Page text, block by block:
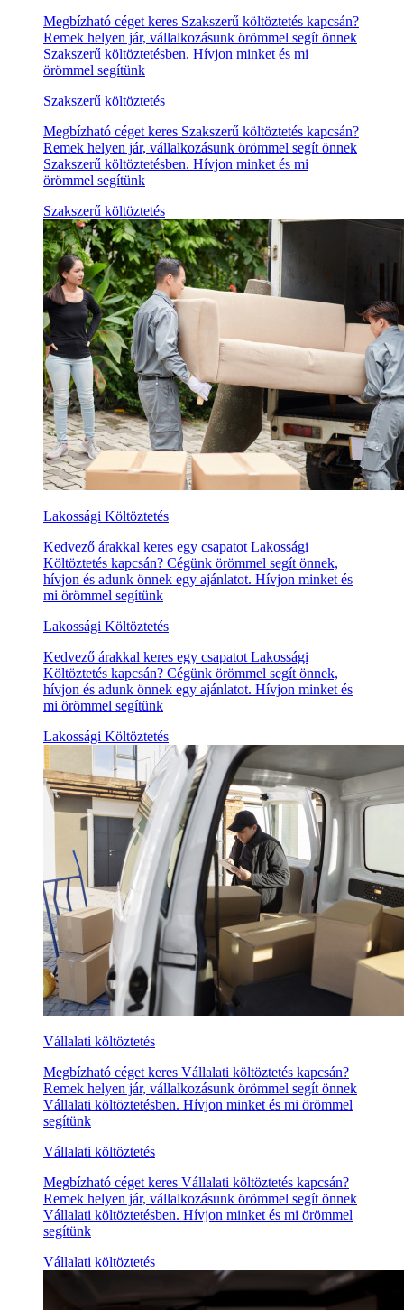
Megbízható céget keres Szakszerű költöztetés kapcsán?
Remek helyen jár, vállalkozásunk örömmel segít önnek
Szakszerű költöztetésben. Hívjon minket és mi
örömmel segítünk
Szakszerű költöztetés
Megbízható céget keres Szakszerű költöztetés kapcsán?
Remek helyen jár, vállalkozásunk örömmel segít önnek
Szakszerű költöztetésben. Hívjon minket és mi
örömmel segítünk
Szakszerű költöztetés
Lakossági Költöztetés
Kedvező árakkal keres egy csapatot Lakossági
Költöztetés kapcsán? Cégünk örömmel segít önnek,
hívjon és adunk önnek egy ajánlatot. Hívjon minket és
mi örömmel segítünk
Lakossági Költöztetés
Kedvező árakkal keres egy csapatot Lakossági
Költöztetés kapcsán? Cégünk örömmel segít önnek,
hívjon és adunk önnek egy ajánlatot. Hívjon minket és
mi örömmel segítünk
Lakossági Költöztetés
Vállalati költöztetés
Megbízható céget keres Vállalati költöztetés kapcsán?
Remek helyen jár, vállalkozásunk örömmel segít önnek
Vállalati költöztetésben. Hívjon minket és mi örömmel
segítünk
Vállalati költöztetés
Megbízható céget keres Vállalati költöztetés kapcsán?
Remek helyen jár, vállalkozásunk örömmel segít önnek
Vállalati költöztetésben. Hívjon minket és mi örömmel
segítünk
Vállalati költöztetés